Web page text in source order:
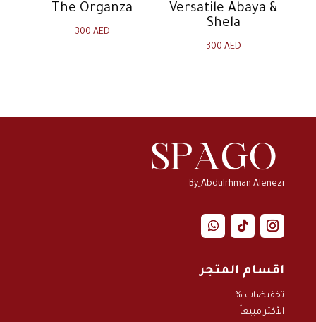
Versatile Abaya &
Shela
300AED
The Organza
300 AED
By ِAbdulrhman Alenezi
اقسام المتجر
تخفيضات %
الأكثر مبيعاً